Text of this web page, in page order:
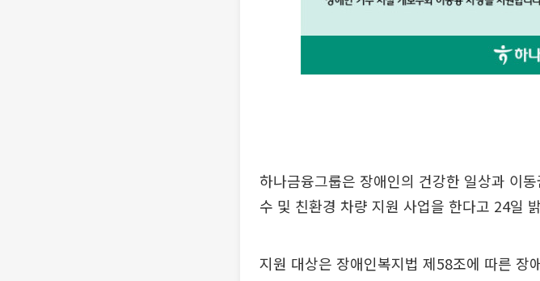
하나금융그룹은 장애인의 건강한 일상과 이
수 및 친환경 차량 지원 사업을 한다고 24일
지원 대상은 장애인복지법 제58조에 따른 장